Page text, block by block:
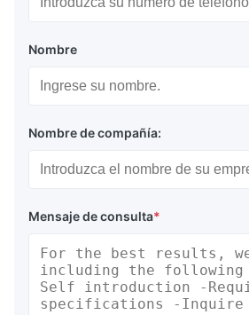
Nombre
Nombre de compañía:
Mensaje de consulta*